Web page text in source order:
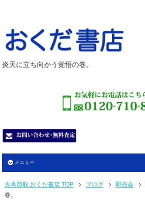
炎天に立ち向かう覚悟の巻。
メニュー
古本買取 おくだ書店 TOP ブログ 即売会
巻。